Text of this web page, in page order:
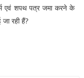
एवं शपथ पत्र जमा करने के
जा रही हैं?